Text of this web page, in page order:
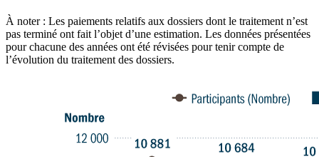
À noter : Les paiements relatifs aux dossiers dont le traitement n’est
pas terminé ont fait l’objet d’une estimation. Les données présentées
pour chacune des années ont été révisées pour tenir compte de
l’évolution du traitement des dossiers.